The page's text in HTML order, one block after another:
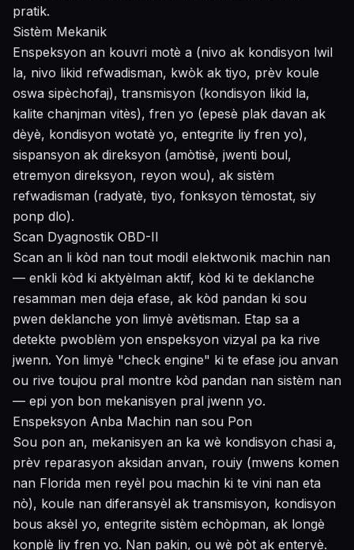
pratik.
Sistèm Mekanik
Enspeksyon an kouvri motè a (nivo ak kondisyon lwil
la, nivo likid refwadisman, kwòk ak tiyo, prèv koule
oswa sipèchofaj), transmisyon (kondisyon likid la,
kalite chanjman vitès), fren yo (epesè plak davan ak
dèyè, kondisyon wotatè yo, entegrite liy fren yo),
sispansyon ak direksyon (amòtisè, jwenti boul,
etremyon direksyon, reyon wou), ak sistèm
refwadisman (radyatè, tiyo, fonksyon tèmostat, siy
ponp dlo).
Scan Dyagnostik OBD-II
Scan an li kòd nan tout modil elektwonik machin nan
— enkli kòd ki aktyèlman aktif, kòd ki te deklanche
resamman men deja efase, ak kòd pandan ki sou
pwen deklanche yon limyè avètisman. Etap sa a
detekte pwoblèm yon enspeksyon vizyal pa ka rive
jwenn. Yon limyè "check engine" ki te efase jou anvan
ou rive toujou pral montre kòd pandan nan sistèm nan
— epi yon bon mekanisyen pral jwenn yo.
Enspeksyon Anba Machin nan sou Pon
Sou pon an, mekanisyen an ka wè kondisyon chasi a,
prèv reparasyon aksidan anvan, rouiy (mwens komen
nan Florida men reyèl pou machin ki te vini nan eta
nò), koule nan diferansyèl ak transmisyon, kondisyon
bous aksèl yo, entegrite sistèm echòpman, ak longè
konplè liy fren yo. Nan pakin, ou wè pòt ak enteryè.